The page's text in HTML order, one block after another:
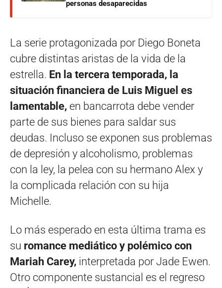
personas desaparecidas
La serie protagonizada por Diego Boneta
cubre distintas aristas de la vida de la
estrella. En la tercera temporada, la
situación financiera de Luis Miguel es
lamentable, en bancarrota debe vender
parte de sus bienes para saldar sus
deudas. Incluso se exponen sus problemas
de depresión y alcoholismo, problemas
con la ley, la pelea con su hermano Alex y
la complicada relación con su hija
Michelle.
Lo más esperado en esta última trama es
su romance mediático y polémico con
Mariah Carey, interpretada por Jade Ewen.
Otro componente sustancial es el regreso